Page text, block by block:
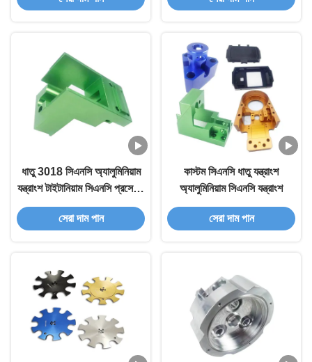
ধাতু 3018 সিএনসি অ্যালুমিনিয়াম
যন্ত্রাংশ টাইটানিয়াম সিএনসি প্রসেসিং
যন্ত্রাংশ প্রস্তুতকারক
সেরা দাম পান
কাস্টম সিএনসি ধাতু যন্ত্রাংশ
অ্যালুমিনিয়াম সিএনসি যন্ত্রাংশ
সেরা দাম পান